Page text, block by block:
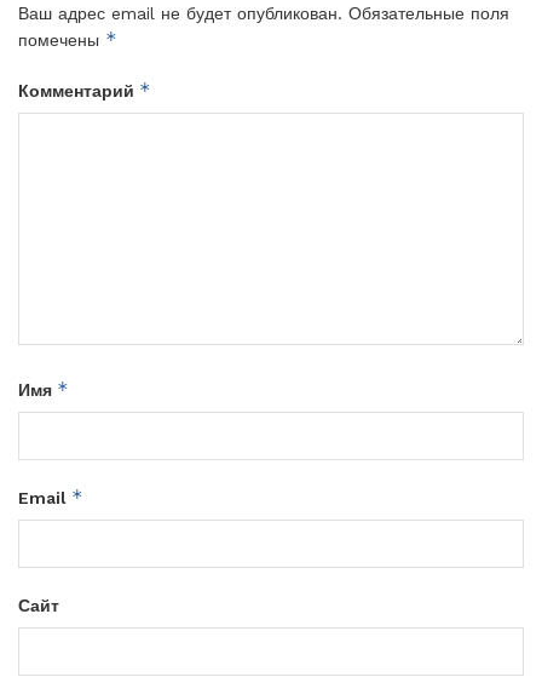
Ваш адрес email не будет опубликован. Обязательные поля
помечены *
Комментарий *
Имя *
Email *
Сайт